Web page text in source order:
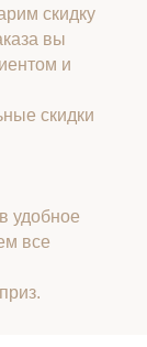
скидку
вы
и
скидки
удобное
все